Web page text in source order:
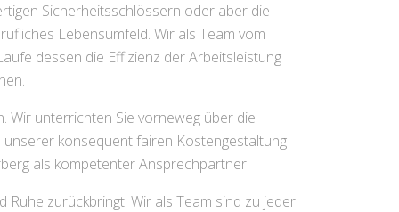
Sicherheitsschlössern oder aber die
Lebensumfeld. Wir als Team vom
dessen die Effizienz der Arbeitsleistung
Wir unterrichten Sie vorneweg über die
konsequent fairen Kostengestaltung
als kompetenter Ansprechpartner.
zurückbringt. Wir als Team sind zu jeder